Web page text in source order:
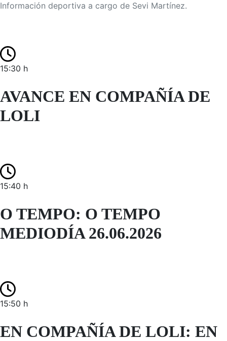
Información deportiva a cargo de Sevi Martínez.
15:30 h
AVANCE EN COMPAÑÍA DE
LOLI
15:40 h
O TEMPO: O TEMPO
MEDIODÍA 26.06.2026
15:50 h
EN COMPAÑÍA DE LOLI: EN